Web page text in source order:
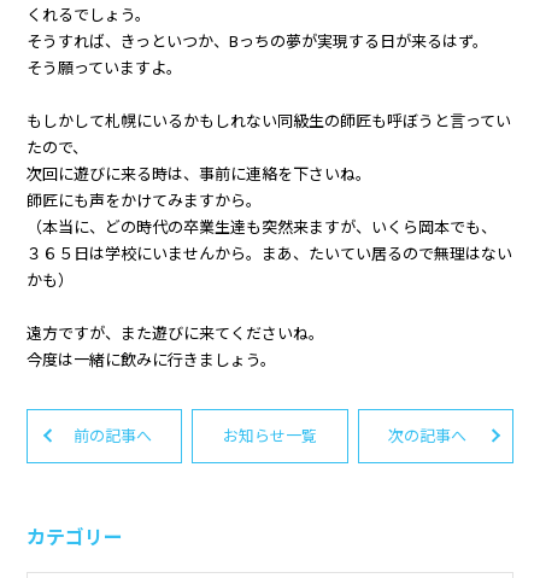
くれるでしょう。
そうすれば、きっといつか、Bっちの夢が実現する日が来るはず。
そう願っていますよ。
もしかして札幌にいるかもしれない同級生の師匠も呼ぼうと言ってい
たので、
次回に遊びに来る時は、事前に連絡を下さいね。
師匠にも声をかけてみますから。
（本当に、どの時代の卒業生達も突然来ますが、いくら岡本でも、
３６５日は学校にいませんから。まあ、たいてい居るので無理はない
かも）
遠方ですが、また遊びに来てくださいね。
今度は一緒に飲みに行きましょう。
前の記事へ お知らせ一覧 次の記事へ
カテゴリー